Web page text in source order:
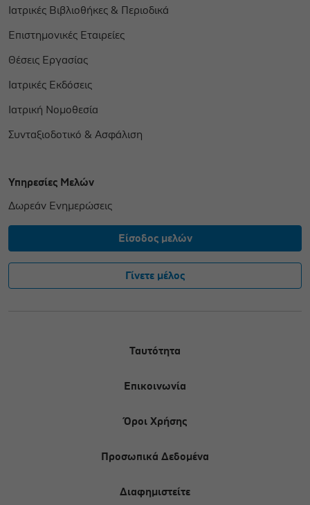
Ιατρικές Βιβλιοθήκες & Περιοδικά
Επιστημονικές Εταιρείες
Θέσεις Εργασίας
Ιατρικές Εκδόσεις
Ιατρική Νομοθεσία
Συνταξιοδοτικό & Ασφάλιση
Υπηρεσίες Μελών
Δωρεάν Ενημερώσεις
Είσοδος μελών
Γίνετε μέλος
Ταυτότητα
Επικοινωνία
Όροι Χρήσης
Προσωπικά Δεδομένα
Διαφημιστείτε